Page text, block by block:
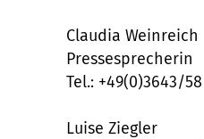
Claudia Weinreich
Pressesprecherin
Tel.: +49(0)3643/58
Luise Ziegler